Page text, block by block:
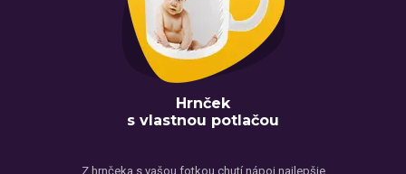
Hrnček
s vlastnou potlačou
Z hrnčeka s vašou fotkou chutí nápoj najlepšie